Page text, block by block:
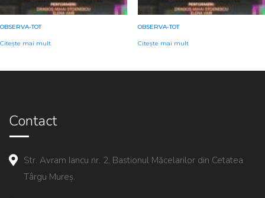
OBSERVA-TOT
Citește mai mult
OBSERVA-TOT
Citește mai mult
Contact
Str. Avram Iancu nr. 2, Bastionul Măcelarilor din Cetatea
Târgu Mureș.